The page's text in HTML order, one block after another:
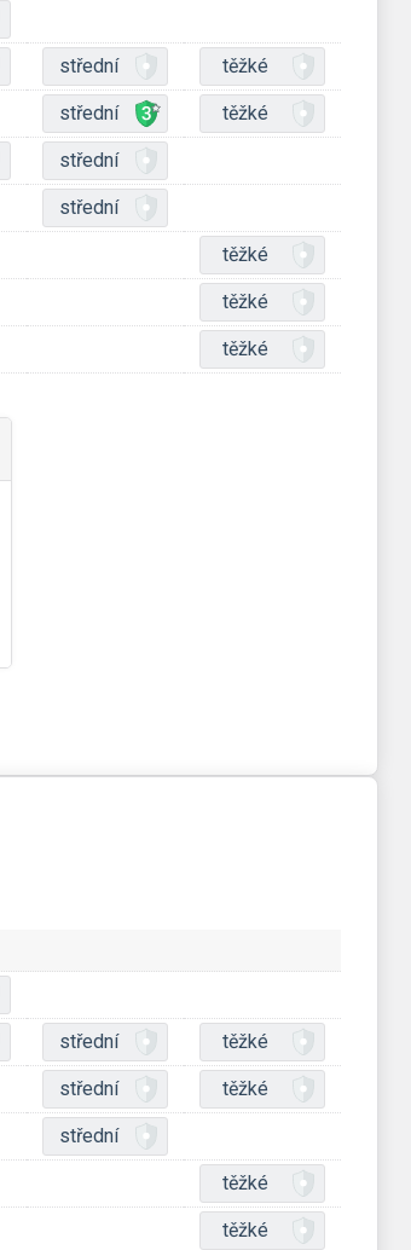
střední těžké
střední těžké
střední
střední
těžké
těžké
těžké
střední těžké
střední těžké
střední
těžké
těžké